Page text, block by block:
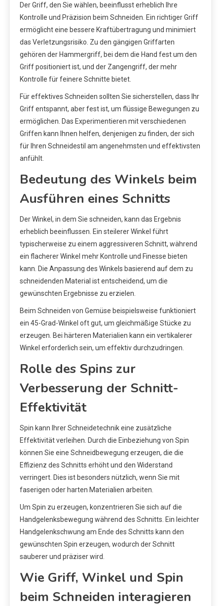
Der Griff, den Sie wählen, beeinflusst erheblich Ihre
Kontrolle und Präzision beim Schneiden. Ein richtiger Griff
ermöglicht eine bessere Kraftübertragung und minimiert
das Verletzungsrisiko. Zu den gängigen Griffarten
gehören der Hammergriff, bei dem die Hand fest um den
Griff positioniert ist, und der Zangengriff, der mehr
Kontrolle für feinere Schnitte bietet.
Für effektives Schneiden sollten Sie sicherstellen, dass Ihr
Griff entspannt, aber fest ist, um flüssige Bewegungen zu
ermöglichen. Das Experimentieren mit verschiedenen
Griffen kann Ihnen helfen, denjenigen zu finden, der sich
für Ihren Schneidestil am angenehmsten und effektivsten
anfühlt.
Bedeutung des Winkels beim
Ausführen eines Schnitts
Der Winkel, in dem Sie schneiden, kann das Ergebnis
erheblich beeinflussen. Ein steilerer Winkel führt
typischerweise zu einem aggressiveren Schnitt, während
ein flacherer Winkel mehr Kontrolle und Finesse bieten
kann. Die Anpassung des Winkels basierend auf dem zu
schneidenden Material ist entscheidend, um die
gewünschten Ergebnisse zu erzielen.
Beim Schneiden von Gemüse beispielsweise funktioniert
ein 45-Grad-Winkel oft gut, um gleichmäßige Stücke zu
erzeugen. Bei härteren Materialien kann ein vertikalerer
Winkel erforderlich sein, um effektiv durchzudringen.
Rolle des Spins zur
Verbesserung der Schnitt-
Effektivität
Spin kann Ihrer Schneidetechnik eine zusätzliche
Effektivität verleihen. Durch die Einbeziehung von Spin
können Sie eine Schneidbewegung erzeugen, die die
Effizienz des Schnitts erhöht und den Widerstand
verringert. Dies ist besonders nützlich, wenn Sie mit
faserigen oder harten Materialien arbeiten.
Um Spin zu erzeugen, konzentrieren Sie sich auf die
Handgelenksbewegung während des Schnitts. Ein leichter
Handgelenkschwung am Ende des Schnitts kann den
gewünschten Spin erzeugen, wodurch der Schnitt
sauberer und präziser wird.
Wie Griff, Winkel und Spin
beim Schneiden interagieren